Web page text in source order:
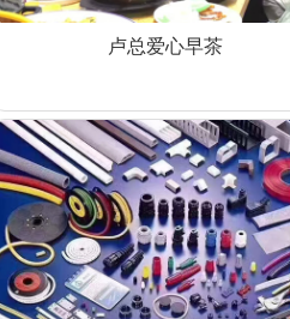
卢总爱心早茶